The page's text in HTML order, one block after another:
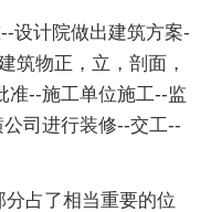
设计院做出建筑方案-
筑物正，立，剖面，
准--施工单位施工--监
司进行装修--交工--
占了相当重要的位